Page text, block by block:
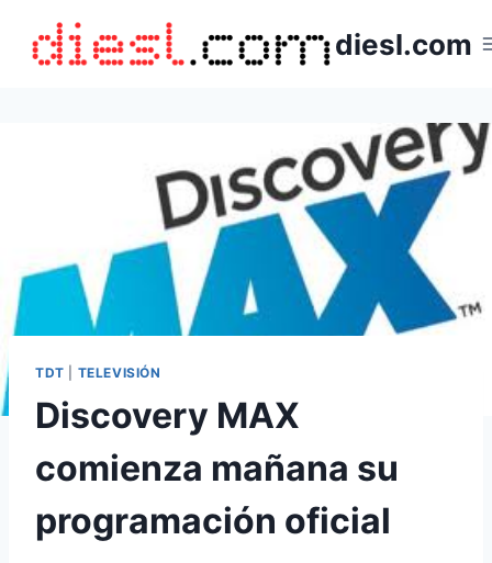
contenido
diesl.com
TDT TELEVISIÓN
Discovery MAX
comienza mañana su
programación oficial